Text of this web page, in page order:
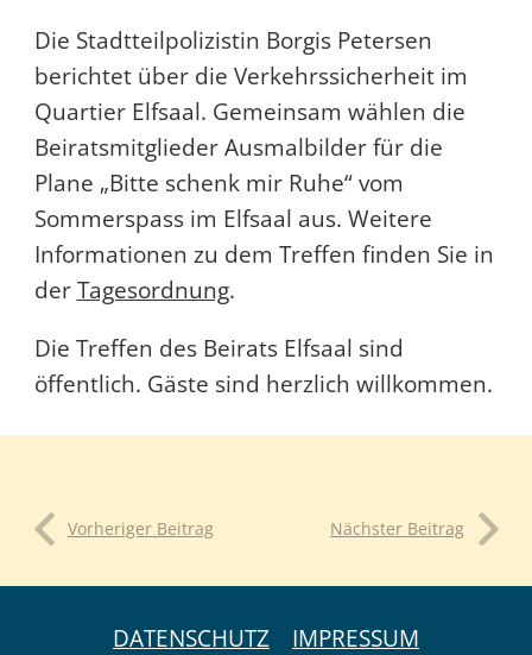
Die Stadtteilpolizistin Borgis Petersen
berichtet über die Verkehrssicherheit im
Quartier Elfsaal. Gemeinsam wählen die
Beiratsmitglieder Ausmalbilder für die
Plane „Bitte schenk mir Ruhe“ vom
Sommerspass im Elfsaal aus. Weitere
Informationen zu dem Treffen finden Sie in
derTagesordnung.
Die Treffen des Beirats Elfsaal sind
öffentlich. Gäste sind herzlich willkommen.
Vorheriger Beitrag Nächster Beitrag
DATENSCHUTZ IMPRESSUM